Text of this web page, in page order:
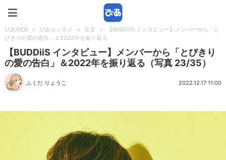
ぴあWEB > ぴあエンタメ > 音楽 >
【BUDDiiS インタビュー】メンバーから「と
びきりの愛の告白」＆2022年を振り返る
【BUDDiiS インタビュー】メンバーから「とびきり
の愛の告白」＆2022年を振り返る（写真 23/35）
ふくだ りょうこ 2022.12.17 11:00